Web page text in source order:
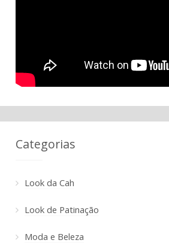
Categorias
Look da Cah
Look de Patinação
Moda e Beleza